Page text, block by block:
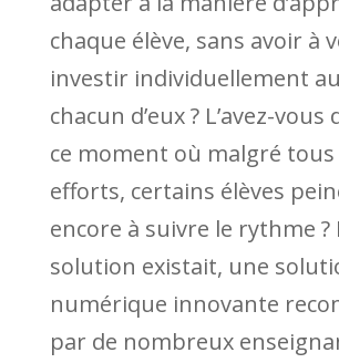
chaque élève, sans avoir à
investir individuellement
chacun d’eux ? L’avez-vous
ce moment où malgré tous
efforts, certains élèves
encore à suivre le rythme ?
solution existait, une
numérique innovante
par de nombreux